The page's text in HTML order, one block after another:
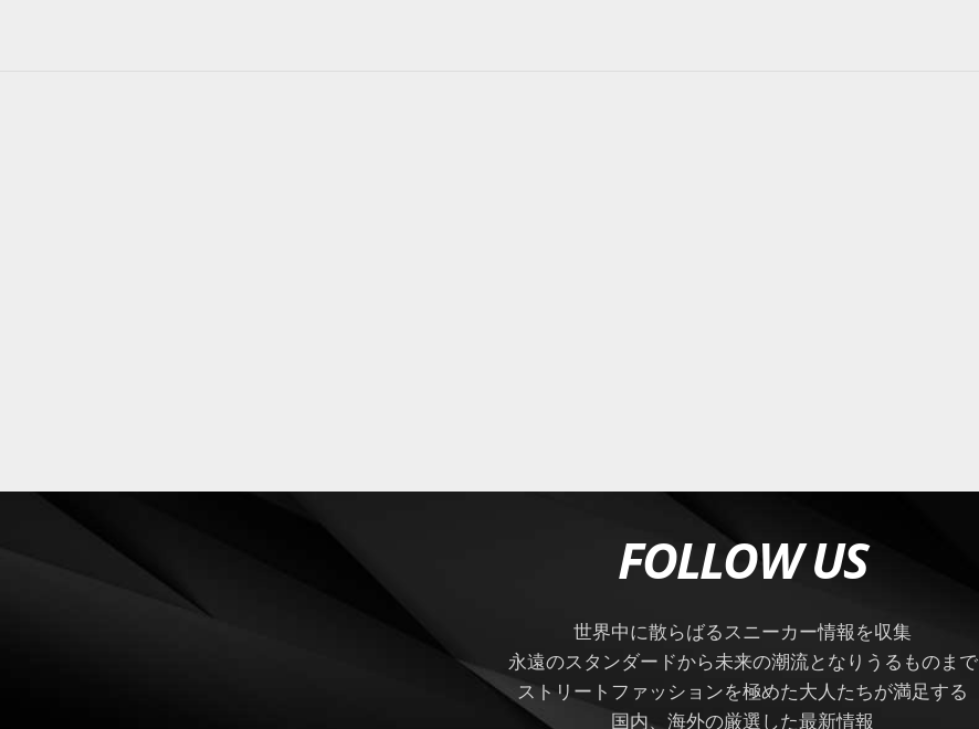
FOLLOW US
世界中に散らばるスニーカー情報を収集
永遠のスタンダードから未来の潮流となりうるものまで
ストリートファッションを極めた大人たちが満足する
国内、海外の厳選した最新情報